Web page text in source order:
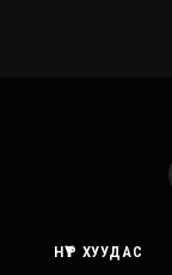
НҮҮР ХУУДАС